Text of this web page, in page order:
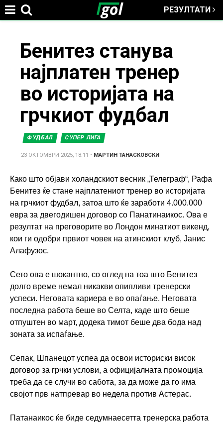
РЕЗУЛТАТИ
here
Бенитез станува
најплатен тренер
во историјата на
грчкиот фудбал
ФУДБАЛ СУПЕР ЛИГА
23 ОКТОМВРИ 2025, 18:11 • МАРТИН ТАНАСКОВСКИ
Како што објави холандскиот весник „Телеграф“, Рафа
Бенитез ќе стане најплатениот тренер во историјата
на грчкиот фудбал, затоа што ќе заработи 4.000.000
евра за двегодишен договор со Панатинаикос. Ова е
резултат на преговорите во Лондон минатиот викенд,
кои ги одобри првиот човек на атинскиот клуб, Јанис
Алафузос.
Сето ова е шокантно, со оглед на тоа што Бенитез
долго време немал никакви опипливи тренерски
успеси. Неговата кариера е во опаѓање. Неговата
последна работа беше во Селта, каде што беше
отпуштен во март, додека тимот беше два бода над
зоната за испаѓање.
Сепак, Шпанецот успеа да освои историски висок
договор за грчки услови, а официјалната промоција
треба да се случи во сабота, за да може да го има
својот прв натпревар во недела против Астерас.
Патанаикос ќе биде седумнаесетта тренерска работа